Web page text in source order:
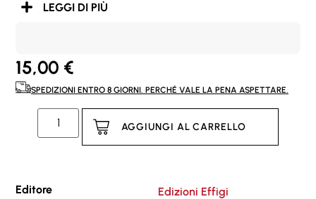
LEGGI DI PIÙ
15,00 €
SPEDIZIONI ENTRO 8 GIORNI. PERCHÉ VALE LA PENA ASPETTARE.
AGGIUNGI AL CARRELLO
Editore
Edizioni Effigi